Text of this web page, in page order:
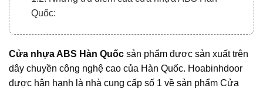
Quốc:
Cửa nhựa ABS Hàn Quốc sản phẩm được sản xuất trên
dây chuyền công nghệ cao của Hàn Quốc. Hoabinhdoor
được hân hạnh là nhà cung cấp số 1 về sản phẩm Cửa